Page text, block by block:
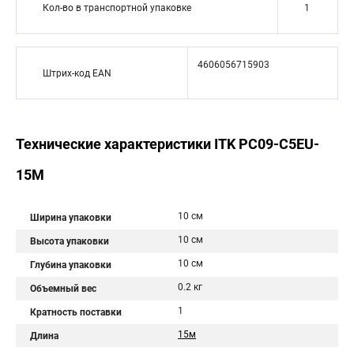
Кол-во в транспортной упаковке 1
Штрих-код EAN
4606056715903
Технические характеристики ITK PC09-C5EU-
15M
Ширина упаковки 10 см
Высота упаковки 10 см
Глубина упаковки 10 см
Объемный вес 0.2 кг
Кратность поставки 1
Длина 15м